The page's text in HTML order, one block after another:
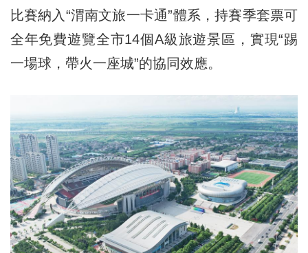
比賽納入“渭南文旅一卡通”體系，持賽季套票可
全年免費遊覽全市14個A級旅遊景區，實現“踢
一場球，帶火一座城”的協同效應。